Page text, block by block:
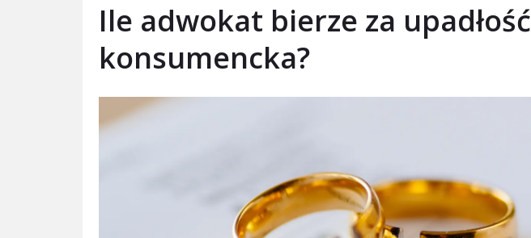
Ile adwokat bierze za upadłość
konsumencka?